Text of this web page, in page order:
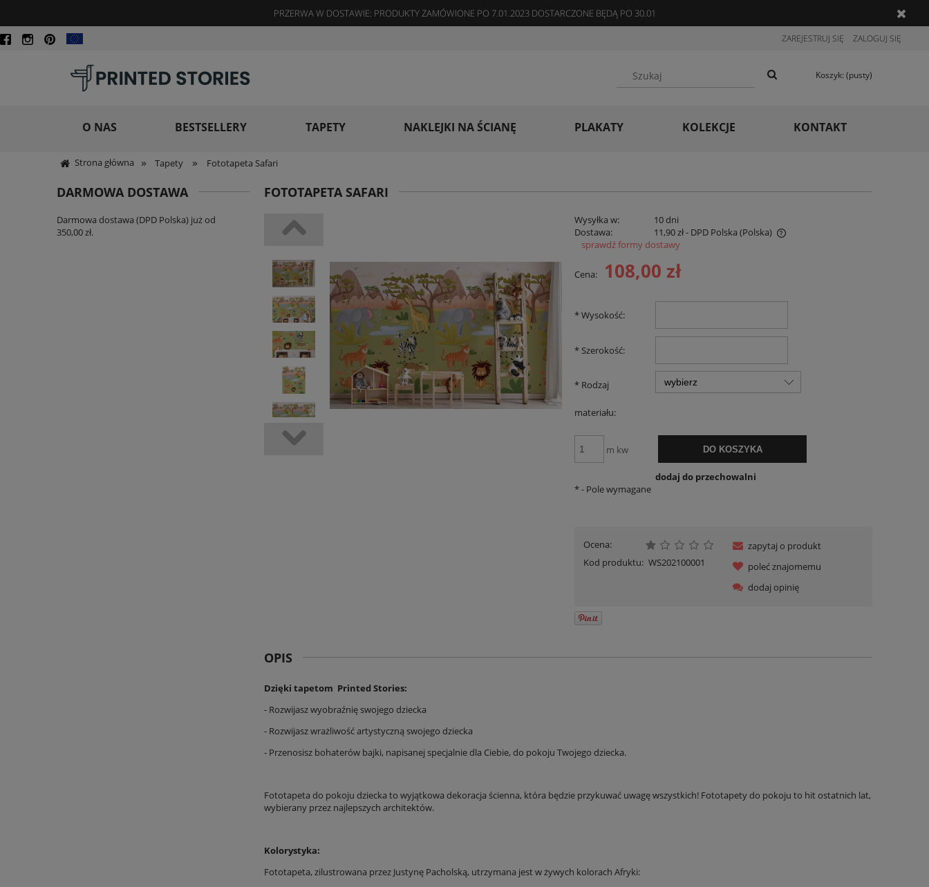
PRZERWA W DOSTAWIE: PRODUKTY ZAMÓWIONE PO 7.01.2023 DOSTARCZONE BĘDĄ PO 30.01
ZAREJESTRUJ SIĘ ZALOGUJ SIĘ
Koszyk: (pusty)
O NAS BESTSELLERY TAPETY NAKLEJKI NA ŚCIANĘ PLAKATY KOLEKCJE KONTAKT
Strona główna » Tapety » Fototapeta Safari
DARMOWA DOSTAWA
Darmowa dostawa (DPD Polska) już od
350,00 zł.
FOTOTAPETA SAFARI
Wysyłka w:
10 dni
Dostawa:
11,90 zł- DPD Polska (Polska)
Cena nie zawiera ewentualnych kosztów
płatności
sprawdź formy dostawy
Cena: 108,00 zł
*Wysokość:
* Szerokość:
* Rodzaj
materiału:
m kw DO KOSZYKA
dodaj do przechowalni
*- Pole wymagane
Ocena:
Kod produktu: WS202100001
zapytaj o produkt
poleć znajomemu
dodaj opinię
OPIS
Dzięki tapetom Printed Stories:
- Rozwijasz wyobraźnię swojego dziecka
- Rozwijasz wrażliwość artystyczną swojego dziecka
- Przenosisz bohaterów bajki, napisanej specjalnie dla Ciebie, do pokoju Twojego dziecka.
Fototapeta do pokoju dziecka to wyjątkowa dekoracja ścienna, która będzie przykuwać uwagę wszystkich! Fototapety do pokoju to hit ostatnich lat,
wybierany przez najlepszych architektów.
Kolorystyka:
Fototapeta, zilustrowana przez Justynę Pacholską, utrzymana jest w żywych kolorach Afryki: